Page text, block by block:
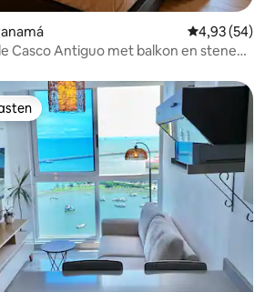
Gemiddelde
4,93 (54)
Casco Antiguo met balkon en stenen